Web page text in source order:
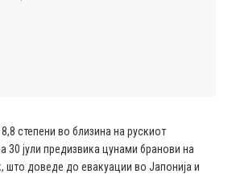
степени во близина на рускиот
30 јули предизвика цунами бранови на
што доведе до евакуации во Јапонија и